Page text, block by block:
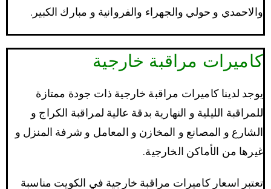
والاحمدي و حولي والجهراء والفروانية و مبارك الكبير.
كاميرات مراقبة خارجية
يوجد لدينا كاميرات مراقبة خارجية ذات جودة ممتازة
للمراقبة الليلية و النهارية بدقة عالية لمراقبة الكراج و
الشارع و المصانع و المخازن و المعامل و شرفة المنزل و
غيرها من الأماكن الخارجية.
تعتبر اسعار كاميرات مراقبة خارجية في الكويت مناسبة